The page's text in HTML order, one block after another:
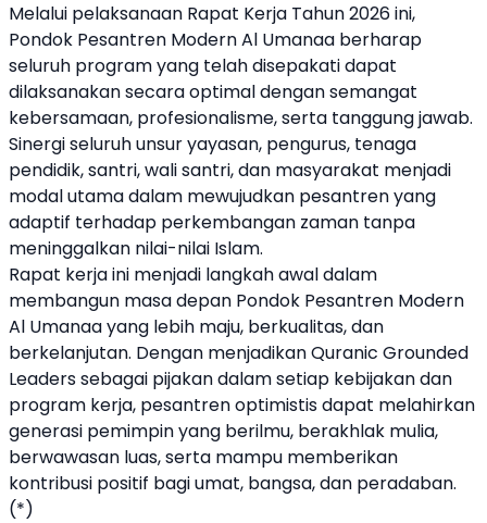
Melalui pelaksanaan Rapat Kerja Tahun 2026 ini,
Pondok Pesantren Modern Al Umanaa berharap
seluruh program yang telah disepakati dapat
dilaksanakan secara optimal dengan semangat
kebersamaan, profesionalisme, serta tanggung jawab.
Sinergi seluruh unsur yayasan, pengurus, tenaga
pendidik, santri, wali santri, dan masyarakat menjadi
modal utama dalam mewujudkan pesantren yang
adaptif terhadap perkembangan zaman tanpa
meninggalkan nilai-nilai Islam.
Rapat kerja ini menjadi langkah awal dalam
membangun masa depan Pondok Pesantren Modern
Al Umanaa yang lebih maju, berkualitas, dan
berkelanjutan. Dengan menjadikan Quranic Grounded
Leaders sebagai pijakan dalam setiap kebijakan dan
program kerja, pesantren optimistis dapat melahirkan
generasi pemimpin yang berilmu, berakhlak mulia,
berwawasan luas, serta mampu memberikan
kontribusi positif bagi umat, bangsa, dan peradaban.
(*)